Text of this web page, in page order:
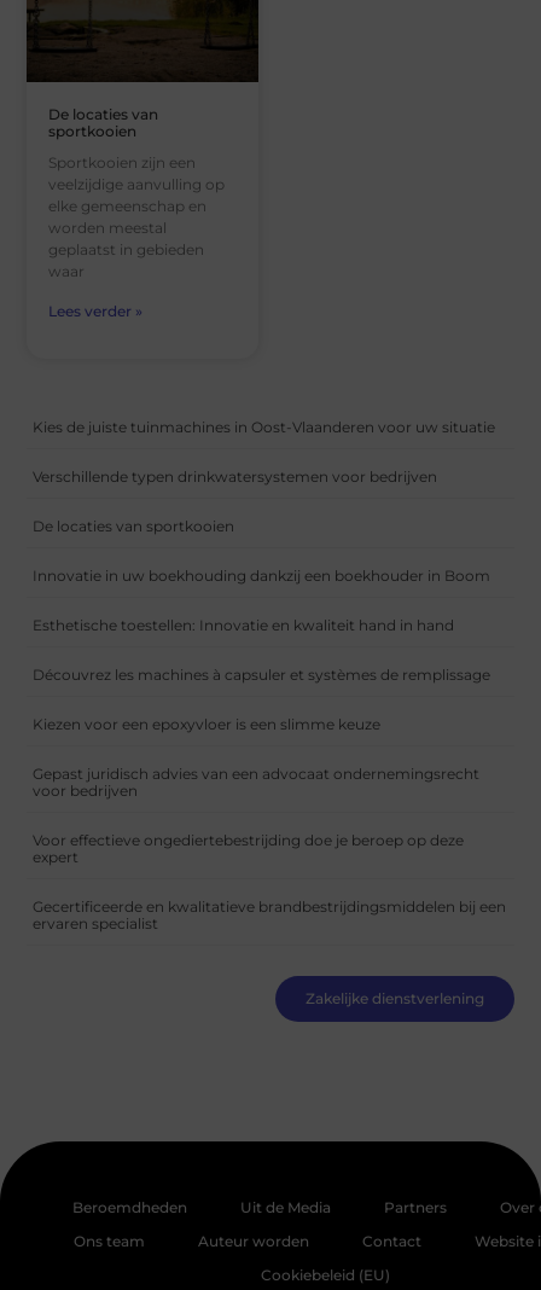
De locaties van
sportkooien
Sportkooien zijn een
veelzijdige aanvulling op
elke gemeenschap en
worden meestal
geplaatst in gebieden
waar
Lees verder »
Kies de juiste tuinmachines in Oost-Vlaanderen voor uw situatie
Verschillende typen drinkwatersystemen voor bedrijven
De locaties van sportkooien
Innovatie in uw boekhouding dankzij een boekhouder in Boom
Esthetische toestellen: Innovatie en kwaliteit hand in hand
Découvrez les machines à capsuler et systèmes de remplissage
Kiezen voor een epoxyvloer is een slimme keuze
Gepast juridisch advies van een advocaat ondernemingsrecht
voor bedrijven
Voor effectieve ongediertebestrijding doe je beroep op deze
expert
Gecertificeerde en kwalitatieve brandbestrijdingsmiddelen bij een
ervaren specialist
Zakelijke dienstverlening
Beroemdheden Uit de Media Partners
Over
Ons team
Auteur worden Contact
Website
Cookiebeleid (EU)